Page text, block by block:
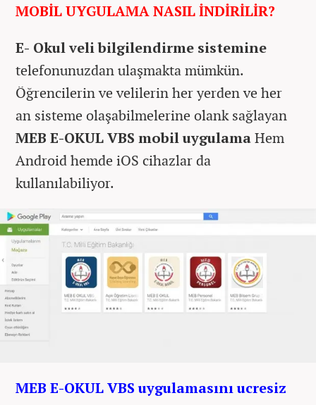
MOBİL UYGULAMA NASIL İNDİRİLİR?
E- Okul veli bilgilendirme sistemine
telefonunuzdan ulaşmakta mümkün.
Öğrencilerin ve velilerin her yerden ve her
an sisteme olaşabilmelerine olank sağlayan
MEB E-OKUL VBS mobil uygulamaHem
Android hemde iOS cihazlar da
kullanılabiliyor.
MEB E-OKUL VBS uygulamasını ucresiz